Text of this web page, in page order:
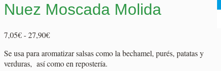
Nuez Moscada Molida
7,05€-27,90€Rango
precios:
desde
Se usa para aromatizar salsas como la bechamel, purés, patatas y
verduras, así como en repostería.